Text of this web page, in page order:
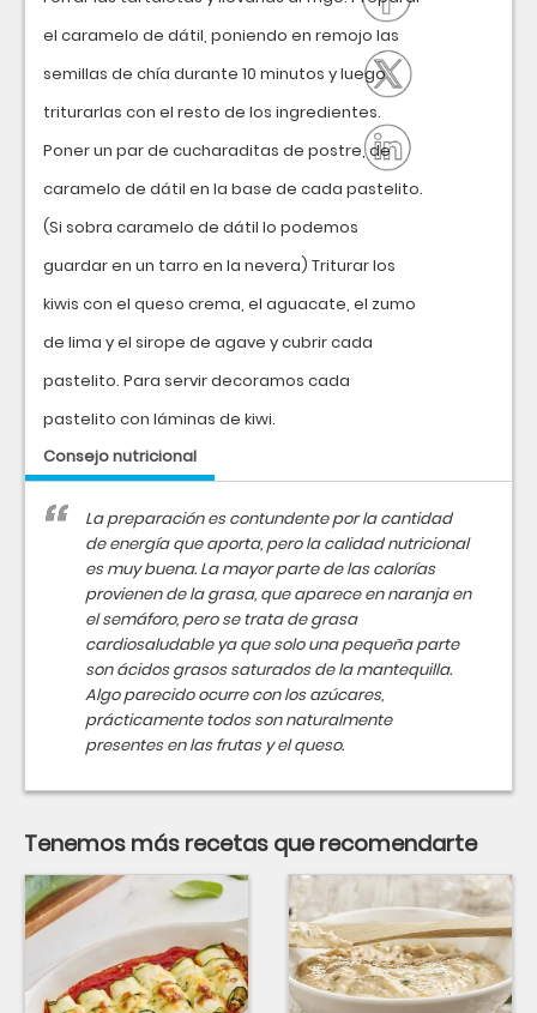
el caramelo de dátil, poniendo en remojo las
semillas de chía durante 10 minutos y luego
triturarlas con el resto de los ingredientes.
Poner un par de cucharaditas de postre, de
caramelo de dátil en la base de cada pastelito.
(Si sobra caramelo de dátil lo podemos
guardar en un tarro en la nevera) Triturar los
kiwis con el queso crema, el aguacate, el zumo
de lima y el sirope de agave y cubrir cada
pastelito. Para servir decoramos cada
pastelito con láminas de kiwi.
Consejo nutricional
La preparación es contundente por la cantidad
de energía que aporta, pero la calidad nutricional
es muy buena. La mayor parte de las calorías
provienen de la grasa, que aparece en naranja en
el semáforo, pero se trata de grasa
cardiosaludable ya que solo una pequeña parte
son ácidos grasos saturados de la mantequilla.
Algo parecido ocurre con los azúcares,
prácticamente todos son naturalmente
presentes en las frutas y el queso.
Tenemos más recetas que recomendarte